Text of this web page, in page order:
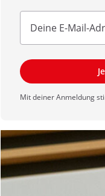
Mit deiner Anmeldung